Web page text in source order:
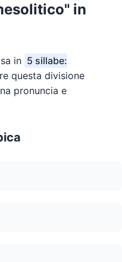
in
in 5 sillabe:
questa divisione
pronuncia e